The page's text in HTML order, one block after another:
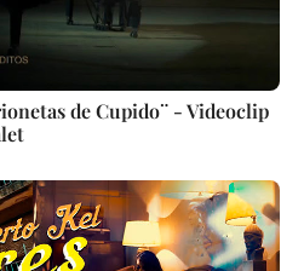
de Cupido¨ - Videoclip